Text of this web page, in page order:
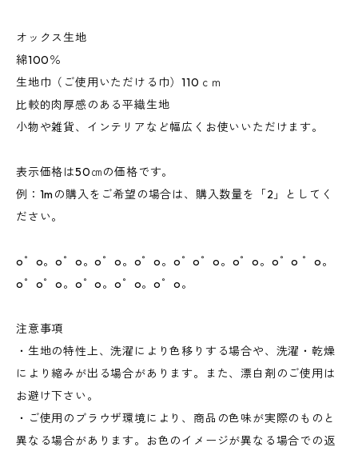
オックス生地
綿100％
生地巾（ご使用いただける巾）110ｃｍ
比較的肉厚感のある平織生地
小物や雑貨、インテリアなど幅広くお使いいただけます。
表示価格は50㎝の価格です。
例：1mの購入をご希望の場合は、購入数量を「2」としてく
ださい。
o゜o。o゜o。o゜o。o゜o。o゜o゜o。o゜o。o゜o ゜o。
o゜o゜o。o゜o。o゜o。o゜o。
注意事項
・生地の特性上、洗濯により色移りする場合や、洗濯・乾燥
により縮みが出る場合があります。また、漂白剤のご使用は
お避け下さい。
・ご使用のブラウザ環境により、商品の色味が実際のものと
異なる場合があります。お色のイメージが異なる場合での返